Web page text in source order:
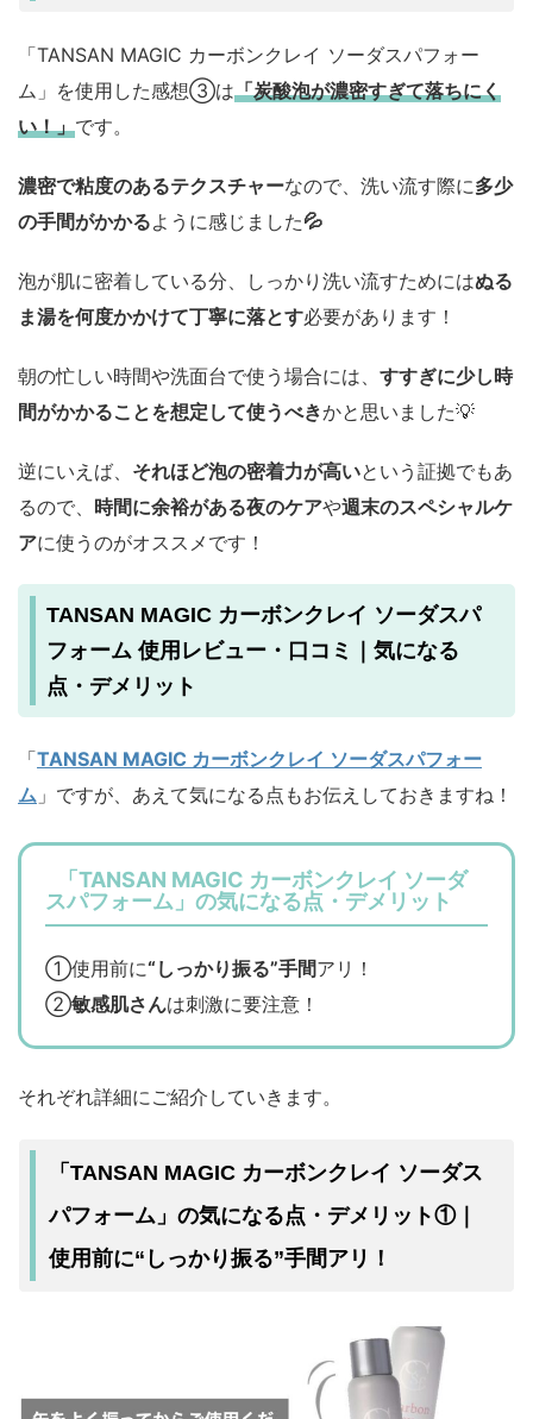
「TANSAN MAGIC カーボンクレイ ソーダスパフォー
ム」を使用した感想③は「炭酸泡が濃密すぎて落ちにく
い！」です。
濃密で粘度のあるテクスチャーなので、洗い流す際に多少
の手間がかかるように感じました💦
泡が肌に密着している分、しっかり洗い流すためにはぬる
ま湯を何度かかけて丁寧に落とす必要があります！
朝の忙しい時間や洗面台で使う場合には、 すすぎに少し時
間がかかることを想定して使うべきかと思いました💡
逆にいえば、 それほど泡の密着力が高いという証拠でもあ
るので、 時間に余裕がある夜のケアや週末のスペシャルケ
アに使うのがオススメです！
TANSAN MAGIC カーボンクレイ ソーダスパ
フォーム 使用レビュー・口コミ｜気になる
点・デメリット
「TANSAN MAGIC カーボンクレイ ソーダスパフォー
ム 」ですが、あえて気になる点もお伝えしておきますね！
「TANSAN MAGIC カーボンクレイ ソーダ
スパフォーム」の気になる点・デメリット
①使用前に“しっかり振る”手間アリ！
②敏感肌さんは刺激に要注意！
それぞれ詳細にご紹介していきます。
「TANSAN MAGIC カーボンクレイ ソーダス
パフォーム」の気になる点・デメリット①｜
使用前に“しっかり振る”手間アリ！